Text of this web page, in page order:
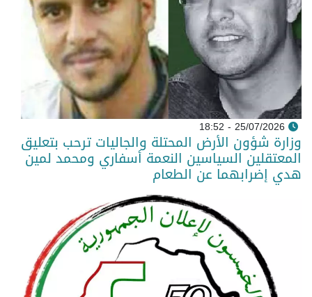
25/07/2026 - 18:52
وزارة شؤون الأرض المحتلة والجاليات ترحب بتعليق
المعتقلين السياسين النعمة أسفاري ومحمد لمين
هدي إضرابهما عن الطعام